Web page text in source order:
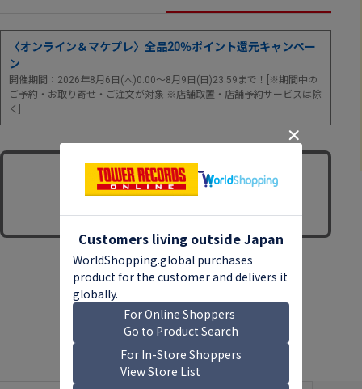
〈オンライン＆マケプレ〉全品20％ポイント還元キャンペー
ン
開催期間：2026年8月6日(木)0:00～8月9日(日)23:59まで！[※期間中の
ご予約・お取り寄せ・ご注文が対象 ※店舗取置・店舗予約サービスは除
く]